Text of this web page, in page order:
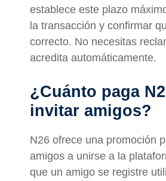
establece este plazo
la transacción y confirmar
correcto. No necesitas
acredita automáticamente.
¿Cuánto paga
invitar amigos?
N26 ofrece una promoción
amigos a unirse a la
que un amigo se registre